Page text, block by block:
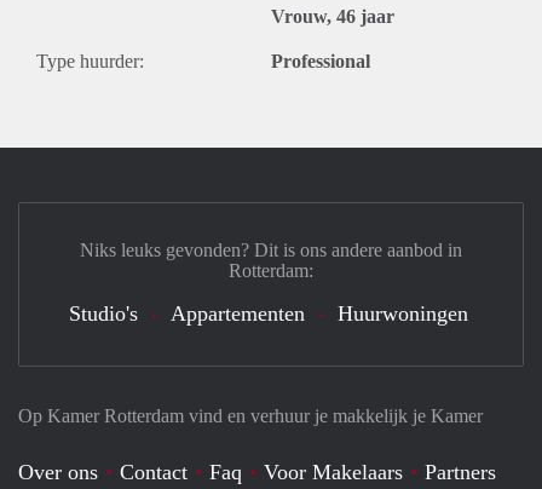
Vrouw, 46 jaar
Type huurder: Professional
Op Kamer Rotterdam vind en verhuur je makkelijk je Kamer
Over ons Contact Faq Voor Makelaars Partners
Niks leuks gevonden? Dit is ons andere aanbod in
Rotterdam:
Studio's Appartementen Huurwoningen